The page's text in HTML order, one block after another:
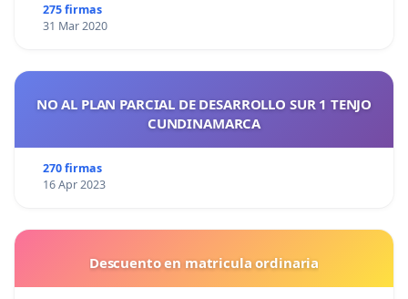
275 firmas
31 Mar 2020
NO AL PLAN PARCIAL DE DESARROLLO SUR 1 TENJO
CUNDINAMARCA
270 firmas
16 Apr 2023
Descuento en matricula ordinaria